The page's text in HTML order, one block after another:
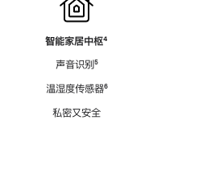
智能家居中枢脚
⁴
声音识别脚
⁵
温湿度传感器脚
⁶
私密又安全